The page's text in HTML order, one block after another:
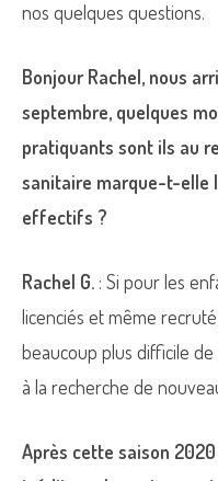
nos quelques questions.
Bonjour Rachel, nous
septembre, quelques
pratiquants sont ils au
sanitaire marque-t-elle
effectifs ?
Rachel G. : Si pour les
licenciés et même
beaucoup plus difficile
à la recherche de
Après cette saison